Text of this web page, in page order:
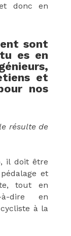
donc en
sont
es en
et
nos
résulte de
il doit être
et
tout en
à-dire en
à la